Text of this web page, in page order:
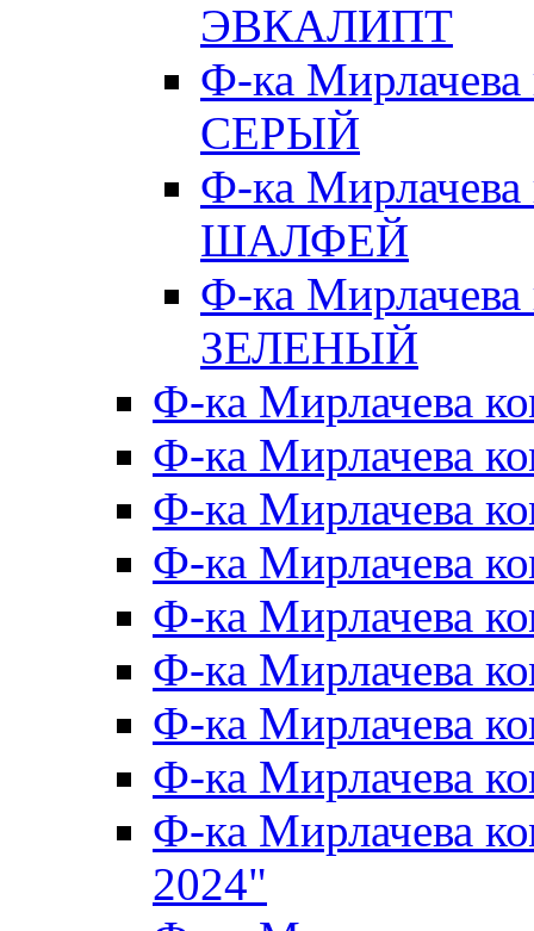
ЭВКАЛИПТ
Ф-ка
СЕРЫЙ
Ф-ка
ШАЛФЕЙ
Ф-ка
ЗЕЛЕНЫЙ
Ф-ка Мирлачева
Ф-ка Мирлачева
Ф-ка Мирлачева
Ф-ка Мирлачева
Ф-ка Мирлачева
Ф-ка Мирлачева
Ф-ка Мирлачева
Ф-ка Мирлачева
Ф-ка Мирлачева
2024"